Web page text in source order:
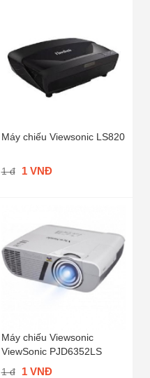
Máy chiếu Viewsonic LS820
1 đ 1 VNĐ
Máy chiếu Viewsonic
ViewSonic PJD6352LS
1 đ
1 VNĐ